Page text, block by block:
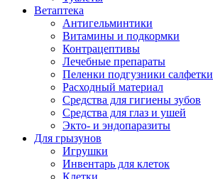
Ветаптека
Антигельминтики
Витамины и подкормки
Контрацептивы
Лечебные препараты
Пеленки подгузники салфетки
Расходный материал
Средства для гигиены зубов
Средства для глаз и ушей
Экто- и эндопаразиты
Для грызунов
Игрушки
Инвентарь для клеток
Клетки